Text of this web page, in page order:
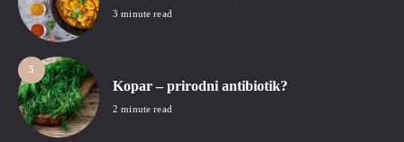
3 minute read
5
Kopar – prirodni antibiotik?
2 minute read